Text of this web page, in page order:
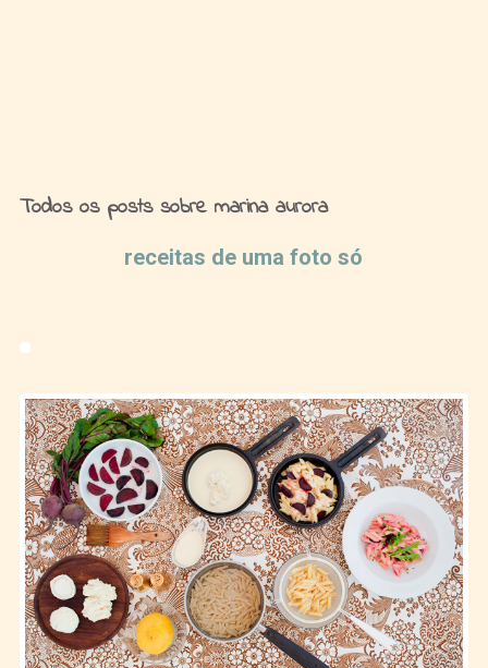
Todos os posts sobre marina aurora
receitas de uma foto só